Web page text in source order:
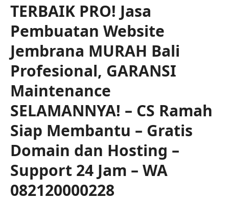
TERBAIK PRO! Jasa
Pembuatan Website
Jembrana MURAH Bali
Profesional, GARANSI
Maintenance
SELAMANNYA! – CS Ramah
Siap Membantu – Gratis
Domain dan Hosting –
Support 24 Jam – WA
082120000228